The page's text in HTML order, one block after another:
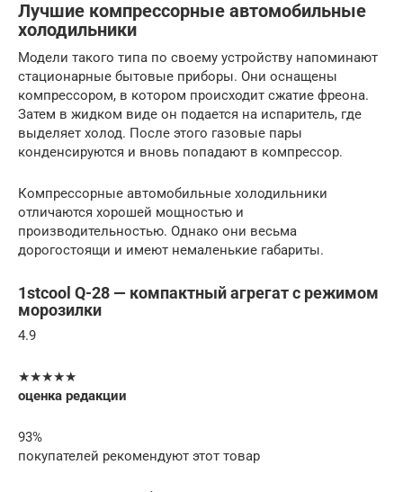
Лучшие компрессорные автомобильные
холодильники
Модели такого типа по своему устройству напоминают
стационарные бытовые приборы. Они оснащены
компрессором, в котором происходит сжатие фреона.
Затем в жидком виде он подается на испаритель, где
выделяет холод. После этого газовые пары
конденсируются и вновь попадают в компрессор.
Компрессорные автомобильные холодильники
отличаются хорошей мощностью и
производительностью. Однако они весьма
дорогостоящи и имеют немаленькие габариты.
1stcool Q-28 — компактный агрегат с режимом
морозилки
4.9
★★★★★
оценка редакции
93%
покупателей рекомендуют этот товар